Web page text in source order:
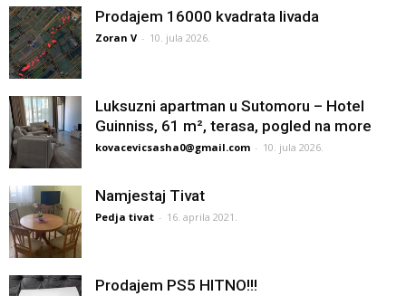
Prodajem 16000 kvadrata livada
Zoran V - 10. jula 2026.
Luksuzni apartman u Sutomoru – Hotel
Guinniss, 61 m², terasa, pogled na more
kovacevicsasha0@gmail.com - 10. jula 2026.
Namjestaj Tivat
Pedja tivat - 16. aprila 2021.
Prodajem PS5 HITNO!!!